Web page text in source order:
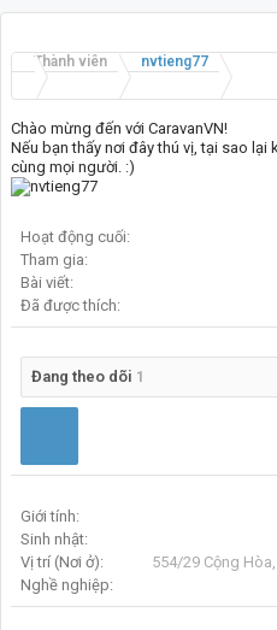
Thành viên nvtieng77
Chào mừng đến với CaravanVN!
Nếu bạn thấy nơi đây thú vị, tại sao lại
cùng mọi người. :)
Hoạt động cuối:
Tham gia:
Bài viết:
Đã được thích:
Đang theo dõi 1
Giới tính:
Sinh nhật:
Vị trí (Nơi ở):
554/29 Cộng
Nghề nghiệp: